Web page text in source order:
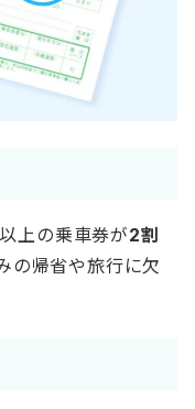
上の乗車券が2割
の帰省や旅行に欠